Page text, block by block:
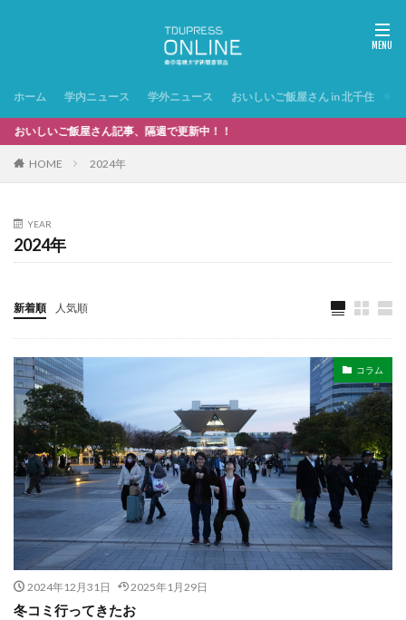
ホーム 学内ニュース 学外ニュース おいしいご飯屋さん in 北千住
ご飯屋さん記事、隔週で更新中！！
HOME 2024年
YEAR
2024年
新着順 人気順
コラム
2024年12月31日 2025年1月29日
冬コミ行ってきたお